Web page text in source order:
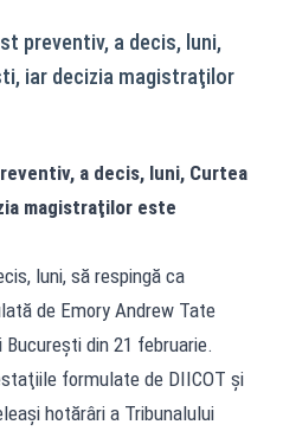
preventiv, a decis, luni,
iar decizia magistraţilor
a decis, luni, Curtea
magistraţilor este
luni, să respingă ca
de Emory Andrew Tate
din 21 februarie.
formulate de DIICOT şi
hotărâri a Tribunalului